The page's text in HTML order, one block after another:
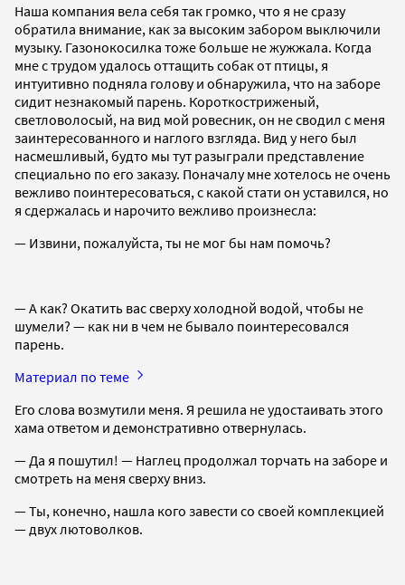
Наша компания вела себя так громко, что я не сразу
обратила внимание, как за высоким забором выключили
музыку. Газонокосилка тоже больше не жужжала. Когда
мне с трудом удалось оттащить собак от птицы, я
интуитивно подняла голову и обнаружила, что на заборе
сидит незнакомый парень. Короткостриженый,
светловолосый, на вид мой ровесник, он не сводил с меня
заинтересованного и наглого взгляда. Вид у него был
насмешливый, будто мы тут разыграли представление
специально по его заказу. Поначалу мне хотелось не очень
вежливо поинтересоваться, с какой стати он уставился, но
я сдержалась и нарочито вежливо произнесла:
— Извини, пожалуйста, ты не мог бы нам помочь?
— А как? Окатить вас сверху холодной водой, чтобы не
шумели? — как ни в чем не бывало поинтересовался
парень.
Материал по теме
Его слова возмутили меня. Я решила не удостаивать этого
хама ответом и демонстративно отвернулась.
— Да я пошутил! — Наглец продолжал торчать на заборе и
смотреть на меня сверху вниз.
— Ты, конечно, нашла кого завести со своей комплекцией
— двух лютоволков.